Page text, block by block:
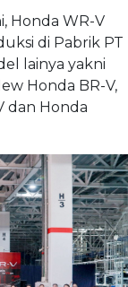
Honda WR-V
di Pabrik PT
lainya yakni
Honda BR-V,
dan Honda